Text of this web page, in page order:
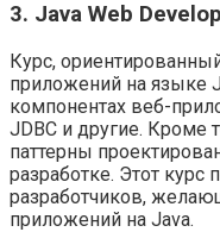
3. Java Web
Курс,
приложений на языке
компонентах веб-
JDBC и другие. Кроме
паттерны
разработке. Этот курс
разработчиков,
приложений на Java.